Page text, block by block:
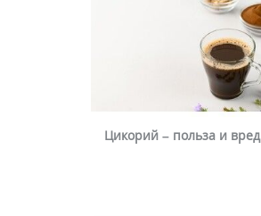
Цикорий – польза и вред